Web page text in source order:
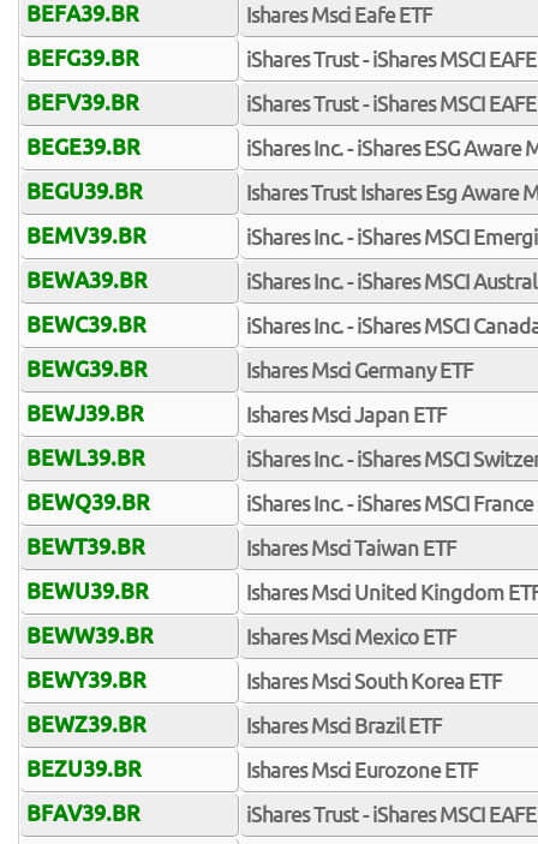
BEFA39.BR
Ishares Msci Eafe ETF
BEFG39.BR
iShares Trust - iShares MSCI
BEFV39.BR
iShares Trust - iShares MSCI
BEGE39.BR
iShares Inc. - iShares ESG Aware
BEGU39.BR
Ishares Trust Ishares Esg Aware
BEMV39.BR
iShares Inc. - iShares MSCI
BEWA39.BR
iShares Inc. - iShares MSCI
BEWC39.BR
iShares Inc. - iShares MSCI
BEWG39.BR
Ishares Msci Germany ETF
BEWJ39.BR
Ishares Msci Japan ETF
BEWL39.BR
iShares Inc. - iShares MSCI
BEWQ39.BR
iShares Inc. - iShares MSCI France
BEWT39.BR
Ishares Msci Taiwan ETF
BEWU39.BR
Ishares Msci United Kingdom
BEWW39.BR
Ishares Msci Mexico ETF
BEWY39.BR
Ishares Msci South Korea ETF
BEWZ39.BR
Ishares Msci Brazil ETF
BEZU39.BR
Ishares Msci Eurozone ETF
BFAV39.BR
iShares Trust - iShares MSCI